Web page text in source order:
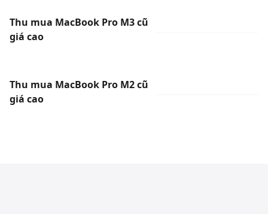
Thu mua MacBook Pro M3 cũ
giá cao
Thu mua MacBook Pro M2 cũ
giá cao